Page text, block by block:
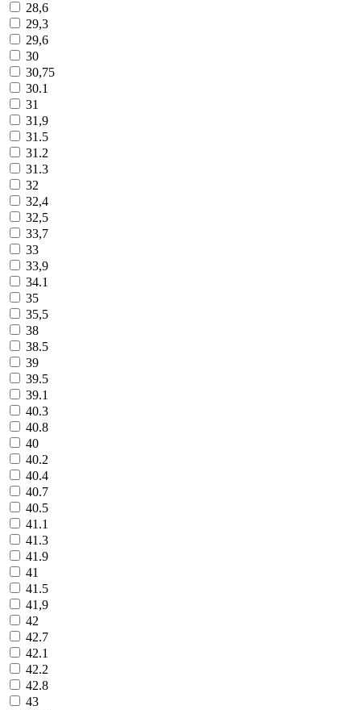
28,6
29,3
29,6
30
30,75
30.1
31
31,9
31.5
31.2
31.3
32
32,4
32,5
33,7
33
33,9
34.1
35
35,5
38
38.5
39
39.5
39.1
40.3
40.8
40
40.2
40.4
40.7
40.5
41.1
41.3
41.9
41
41.5
41,9
42
42.7
42.1
42.2
42.8
43